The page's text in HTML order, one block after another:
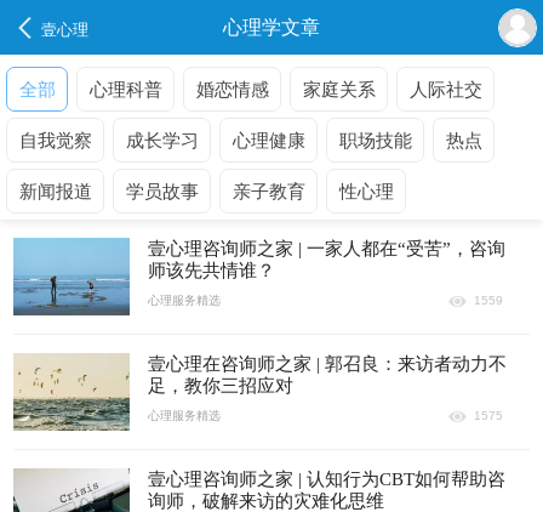
壹心理 心理学文章
全部 心理科普 婚恋情感 家庭关系 人际社交
自我觉察 成长学习 心理健康 职场技能 热点
新闻报道 学员故事 亲子教育 性心理
壹心理咨询师之家 | 一家人都在“受苦”，咨询
师该先共情谁？
心理服务精选 1559
壹心理在咨询师之家 | 郭召良：来访者动力不
足，教你三招应对
心理服务精选 1575
壹心理咨询师之家 | 认知行为CBT如何帮助咨
询师，破解来访的灾难化思维